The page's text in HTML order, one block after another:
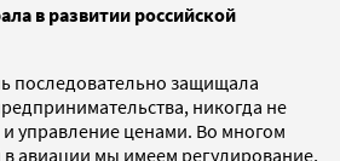
в развитии российской
последовательно защищала
никогда не
управление ценами. Во многом
авиации мы имеем регулирование,